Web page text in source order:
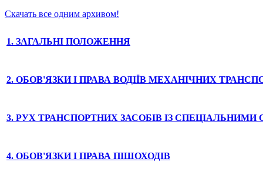
Скачать все одним архивом!
1. ЗАГАЛЬНІ ПОЛОЖЕННЯ
2. ОБОВ'ЯЗКИ І ПРАВА ВОДІЇВ МЕХАНІЧНИХ
3. РУХ ТРАНСПОРТНИХ ЗАСОБІВ ІЗ
4. ОБОВ'ЯЗКИ І ПРАВА ПІШОХОДІВ